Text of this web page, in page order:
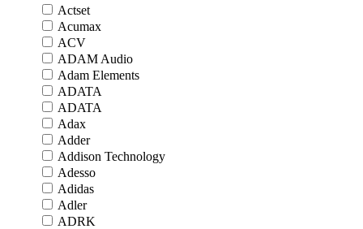
Actset
Acumax
ACV
ADAM Audio
Adam Elements
ADATA
ADATA
Adax
Adder
Addison Technology
Adesso
Adidas
Adler
ADRK